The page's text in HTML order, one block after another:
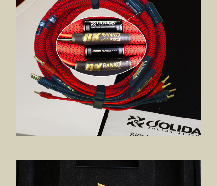
JD 707A
JD MINUET / 小步舞曲
JD SKYLINE 01喇叭线
JD BULBUL 01 / 夜莺1号